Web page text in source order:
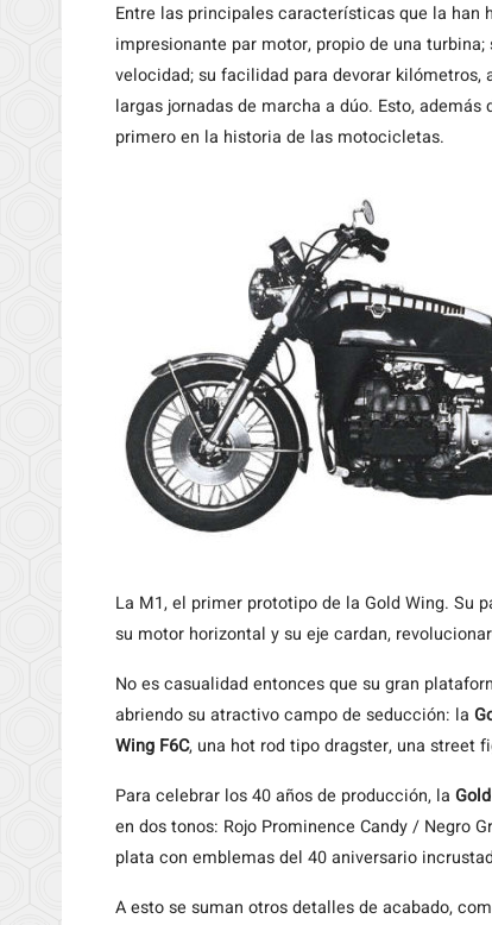
Entre las principales características que la han
impresionante par motor, propio de una
velocidad; su facilidad para devorar
largas jornadas de marcha a dúo. Esto,
primero en la historia de las motocicletas.
La M1, el primer prototipo de la Gold Wing. Su
su motor horizontal y su eje cardan,
No es casualidad entonces que su gran
abriendo su atractivo campo de seducción: la
Wing F6C, una hot rod tipo dragster, una street
Para celebrar los 40 años de producción, la
en dos tonos: Rojo Prominence Candy / Negro
plata con emblemas del 40 aniversario
A esto se suman otros detalles de acabado,